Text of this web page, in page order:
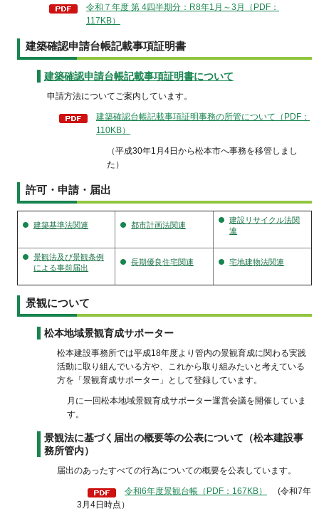
令和７年度 第 4四半期分：R8年1月～3月（PDF：
117KB）
建築確認申請台帳記載事項証明書
建築確認申請台帳記載事項証明書について
申請方法についてご案内しています。
建築確認台帳記載事項証明事務の所管について（PDF：
110KB）
（平成30年1月4日から松本市へ事務を移管しまし
た）
許可・申請・届出
建築基準法関連 都市計画法関連
建設リサイクル法関
連
景観法及び景観条例
による事前届出
長期優良住宅関連 宅地建物法関連
景観について
松本地域景観育成サポーター
松本建設事務所では平成18年度より管内の景観育成に関わる実践
活動に取り組んでいる方や、これから取り組みたいと考えている
方を「景観育成サポーター」として登録しています。
月に一回松本地域景観育成サポーター運営会議を開催していま
す。
景観法に基づく届出の概要等の公表について（松本建設事
務所管内）
届出のあったすべての行為についての概要を公表しています。
令和6年度景観台帳（PDF：167KB）
(令和7年
3月4日時点）